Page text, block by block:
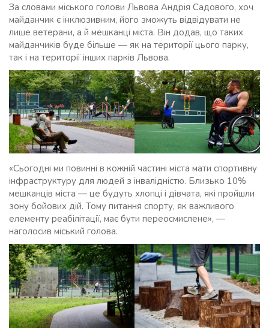
За словами міського голови Львова Андрія Садового, хоч
майданчик є інклюзивним, його зможуть відвідувати не
лише ветерани, а й мешканці міста. Він додав, що таких
майданчиків буде більше — як на території цього парку,
так і на території інших парків Львова.
«Сьогодні ми повинні в кожній частині міста мати спортивну
інфраструктуру для людей з інвалідністю. Близько 10%
мешканців міста — це будуть хлопці і дівчата, які пройшли
зону бойових дій. Тому питання спорту, як важливого
елементу реабілітації, має бути переосмислене», —
наголосив міський голова.